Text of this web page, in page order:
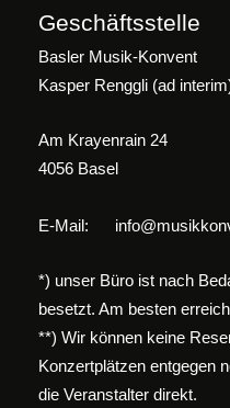
Geschäftsstelle
Basler Musik-Konvent
Kasper Renggli (ad
Am Krayenrain 24
4056 Basel
E-Mail:
*) unser Büro ist nach
besetzt. Am besten
**) Wir können keine
Konzertplätzen entgegen
die Veranstalter direkt.